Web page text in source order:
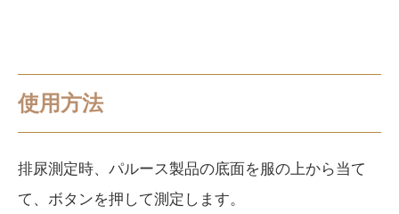
使用方法
排尿測定時、パルース製品の底面を服の上から当て
て、ボタンを押して測定します。